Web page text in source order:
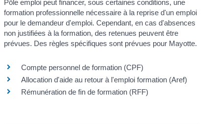
Pôle emploi peut financer, sous certaines conditions, une
formation professionnelle nécessaire à la reprise d'un emploi
pour le demandeur d'emploi. Cependant, en cas d'absences
non justifiées à la formation, des retenues peuvent être
prévues. Des règles spécifiques sont prévues pour Mayotte.
Compte personnel de formation (CPF)
Allocation d'aide au retour à l'emploi formation (Aref)
Rémunération de fin de formation (RFF)